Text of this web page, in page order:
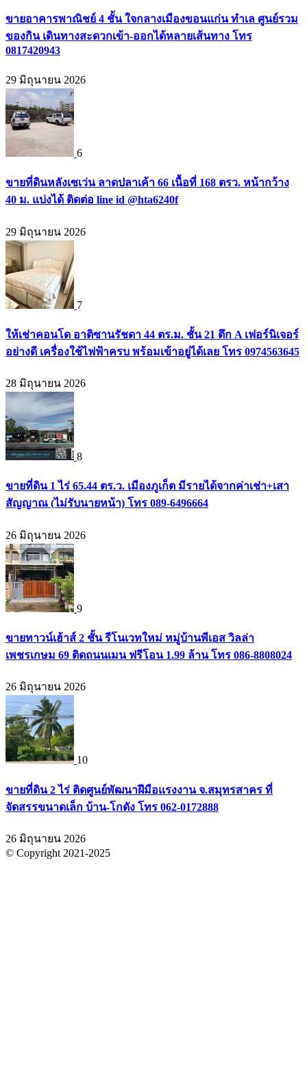
ขายอาคารพาณิชย์ 4 ชั้น ใจกลางเมืองขอนแก่น ทำเล ศูนย์รวม
ของกิน เดินทางสะดวกเข้า-ออกได้หลายเส้นทาง โทร
0817420943
29 มิถุนายน 2026
6
ขายที่ดินหลังเซเว่น ลาดปลาเค้า 66 เนื้อที่ 168 ตรว. หน้ากว้าง
40 ม. แบ่งได้ ติดต่อ line id @hta6240f
29 มิถุนายน 2026
7
ให้เช่าคอนโด อาติซานรัชดา 44 ตร.ม. ชั้น 21 ตึก A เฟอร์นิเจอร์
อย่างดี เครื่องใช้ไฟฟ้าครบ พร้อมเข้าอยู่ได้เลย โทร 0974563645
28 มิถุนายน 2026
8
ขายที่ดิน 1 ไร่ 65.44 ตร.ว. เมืองภูเก็ต มีรายได้จากค่าเช่า+เสา
สัญญาณ (ไม่รับนายหน้า) โทร 089-6496664
26 มิถุนายน 2026
9
ขายทาวน์เฮ้าส์ 2 ชั้น รีโนเวทใหม่ หมู่บ้านพีเอส วิลล่า
เพชรเกษม 69 ติดถนนเมน ฟรีโอน 1.99 ล้าน โทร 086-8808024
26 มิถุนายน 2026
10
ขายที่ดิน 2 ไร่ ติดศูนย์พัฒนาฝีมือแรงงาน จ.สมุทรสาคร ที่
จัดสรรขนาดเล็ก บ้าน-โกดัง โทร 062-0172888
26 มิถุนายน 2026
© Copyright 2021-2025